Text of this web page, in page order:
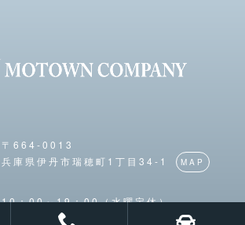
〒664-0013
兵庫県伊丹市瑞穂町1丁目34-1
MAP
10：00～19：00（水曜定休）